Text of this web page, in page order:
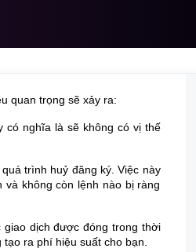
quan trọng sẽ xảy ra:
có nghĩa là sẽ không có vị thế
trình huỷ đăng ký. Việc này
không còn lệnh nào bị ràng
dịch được đóng trong thời
ra phí hiệu suất cho bạn.